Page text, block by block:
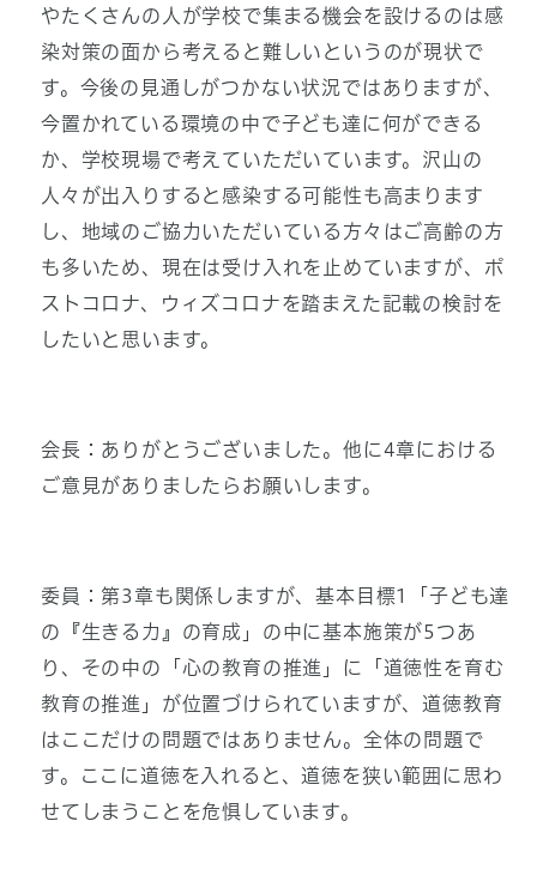
やたくさんの人が学校で集まる機会を設けるのは感
染対策の面から考えると難しいというのが現状で
す。今後の見通しがつかない状況ではありますが、
今置かれている環境の中で子ども達に何ができる
か、学校現場で考えていただいています。沢山の
人々が出入りすると感染する可能性も高まります
し、地域のご協力いただいている方々はご高齢の方
も多いため、現在は受け入れを止めていますが、ポ
ストコロナ、ウィズコロナを踏まえた記載の検討を
したいと思います。
会長：ありがとうございました。他に4章における
ご意見がありましたらお願いします。
委員：第3章も関係しますが、基本目標1「子ども達
の『生きる力』の育成」の中に基本施策が5つあ
り、その中の「心の教育の推進」に「道徳性を育む
教育の推進」が位置づけられていますが、道徳教育
はここだけの問題ではありません。全体の問題で
す。ここに道徳を入れると、道徳を狭い範囲に思わ
せてしまうことを危惧しています。